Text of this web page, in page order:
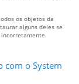
os objetos da
alguns deles se
com o System